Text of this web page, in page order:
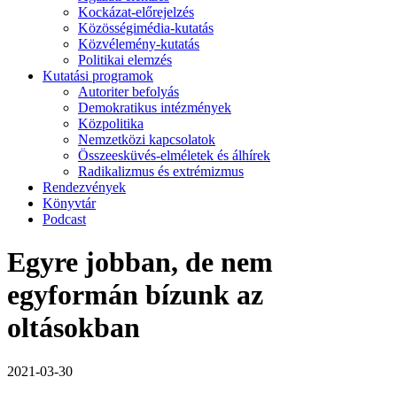
Kockázat-előrejelzés
Közösségimédia-kutatás
Közvélemény-kutatás
Politikai elemzés
Kutatási programok
Autoriter befolyás
Demokratikus intézmények
Közpolitika
Nemzetközi kapcsolatok
Összeesküvés-elméletek és álhírek
Radikalizmus és extrémizmus
Rendezvények
Könyvtár
Podcast
Egyre jobban, de nem
egyformán bízunk az
oltásokban
2021-03-30